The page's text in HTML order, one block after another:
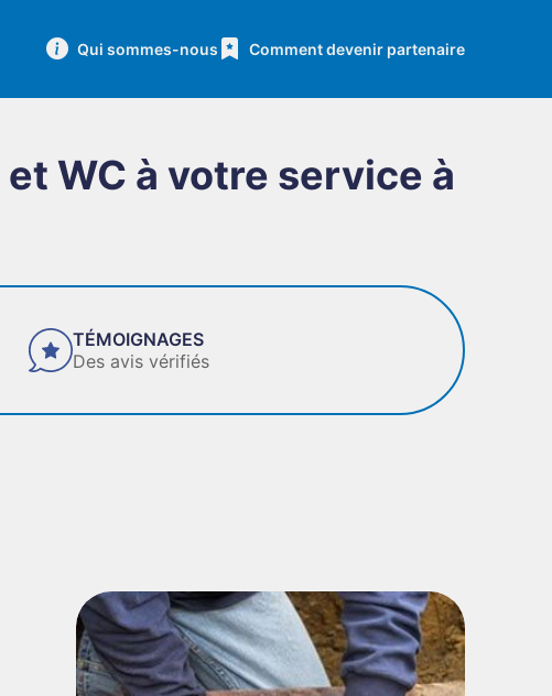
Qui sommes-nous Comment devenir partenaire
WC à votre service à
TÉMOIGNAGES
Des avis vérifiés